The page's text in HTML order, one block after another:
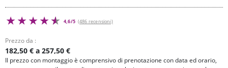
4,6/5 (486 recensioni)
Prezzo da :
182,50 € a 257,50 €
Il prezzo con montaggio è comprensivo di prenotazione con data ed orario,